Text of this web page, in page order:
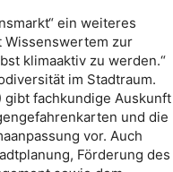
ein weiteres
Wissenswertem zur
klimaaktiv zu werden.“
im Stadtraum.
gibt fachkundige Auskunft
und die
vor. Auch
Förderung des